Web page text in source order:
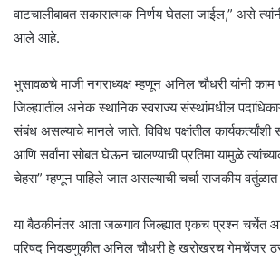
वाटचालीबाबत सकारात्मक निर्णय घेतला जाईल,” असे
आले आहे.
भुसावळचे माजी नगराध्यक्ष म्हणून अनिल चौधरी यांनी
जिल्ह्यातील अनेक स्थानिक स्वराज्य संस्थांमधील
संबंध असल्याचे मानले जाते. विविध पक्षांतील कार्यकर्त्यांशी
आणि सर्वांना सोबत घेऊन चालण्याची प्रतिमा यामुळे
चेहरा” म्हणून पाहिले जात असल्याची चर्चा राजकीय
या बैठकीनंतर आता जळगाव जिल्ह्यात एकच प्रश्न चर्चेत
परिषद निवडणुकीत अनिल चौधरी हे खरोखरच गेमचेंजर